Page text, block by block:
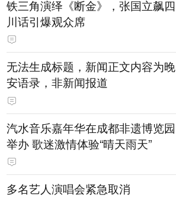
铁三角演绎《断金》，张国立飙四
川话引爆观众席
无法生成标题，新闻正文内容为晚
安语录，非新闻报道
汽水音乐嘉年华在成都非遗博览园
举办 歌迷激情体验“晴天雨天”
多名艺人演唱会紧急取消